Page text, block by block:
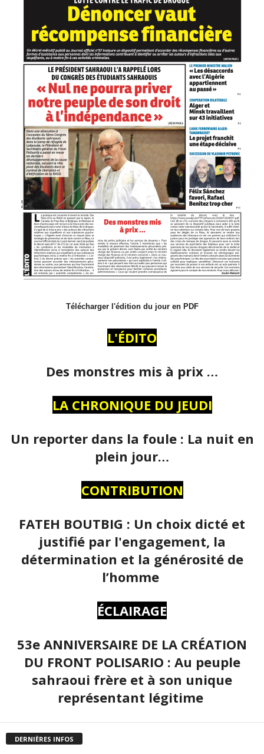
Télécharger l'édition du jour en PDF
L'ÉDITO
Des monstres mis à prix …
LA CHRONIQUE DU JEUDI
Un reporter dans la foule : La nuit en
plein jour…
CONTRIBUTION
FATEH BOUTBIG : Un choix dicté et
justifié par l'engagement, la
détermination et la générosité de
l’homme
ÉCLAIRAGE
53e ANNIVERSAIRE DE LA CRÉATION
DU FRONT POLISARIO : Au peuple
sahraoui frère et à son unique
représentant légitime
DERNIÈRES INFOS